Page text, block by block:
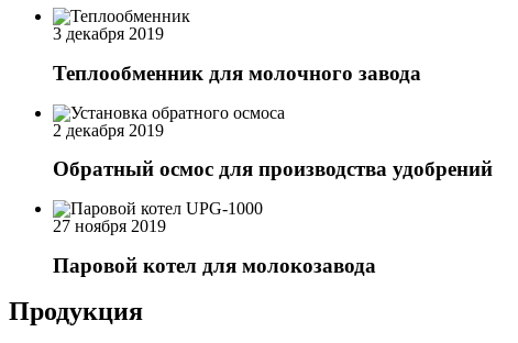
3 декабря 2019
Теплообменник для молочного завода
2 декабря 2019
Обратный осмос для производства удобрений
27 ноября 2019
Паровой котел для молокозавода
Продукция